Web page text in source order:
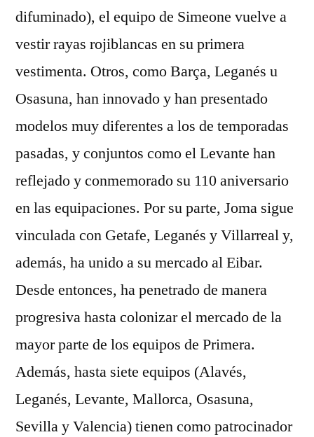
difuminado), el equipo de Simeone vuelve a
vestir rayas rojiblancas en su primera
vestimenta. Otros, como Barça, Leganés u
Osasuna, han innovado y han presentado
modelos muy diferentes a los de temporadas
pasadas, y conjuntos como el Levante han
reflejado y conmemorado su 110 aniversario
en las equipaciones. Por su parte, Joma sigue
vinculada con Getafe, Leganés y Villarreal y,
además, ha unido a su mercado al Eibar.
Desde entonces, ha penetrado de manera
progresiva hasta colonizar el mercado de la
mayor parte de los equipos de Primera.
Además, hasta siete equipos (Alavés,
Leganés, Levante, Mallorca, Osasuna,
Sevilla y Valencia) tienen como patrocinador